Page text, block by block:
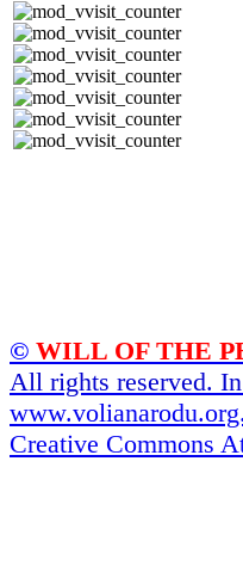
© WILL OF THE
All rights reserved.
Creative Commons